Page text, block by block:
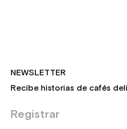
NEWSLETTER
Recibe historias de cafés
Registrar